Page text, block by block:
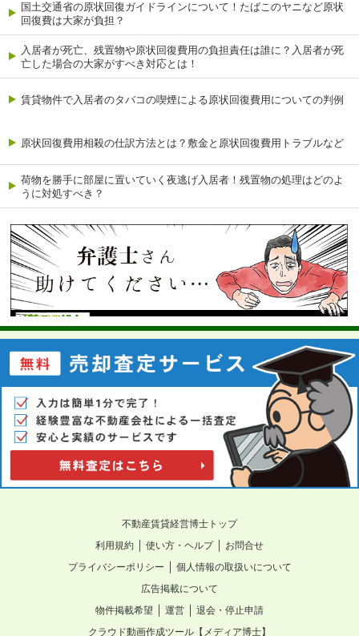
国土交通省の原状回復ガイドラインについて！たばこのヤニなど原状
回復費は大家が負担？
入居者が死亡、残置物や原状回復費用の負担責任は誰に？入居者が死
亡した場合の大家がすべき対応とは！
賃貸物件で入居者のタバコの喫煙による原状回復費用についての判例
原状回復費用相殺の仕訳方法とは？敷金と原状回復費用トラブルなど
荷物を勝手に部屋に置いていく夜逃げ入居者！残置物の処理はどのよ
うに対処すべき？
不動産賃貸経営博士トップ
利用規約 ｜ 使い方・ヘルプ｜ お問合せ
プライバシーポリシー ｜ 個人情報の取扱いについて
広告掲載について
物件掲載希望 ｜ 運営 ｜ 退会・停止申請
クラウド動画作成ツール【メディア博士】